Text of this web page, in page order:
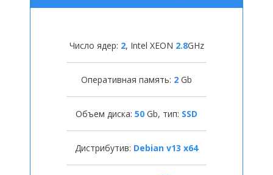
Число ядер: 2, Intel XEON 2.8GHz
Оперативная память: 2 Gb
Объем диска: 50 Gb, тип: SSD
Дистрибутив: Debian v13 x64